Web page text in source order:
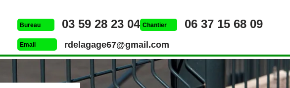
Bureau 03 59 28 23 04 Chantier 06 37 15 68 09
Email rdelagage67@gmail.com